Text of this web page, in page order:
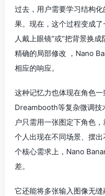
过去，用户需要学习结构
果。现在，这个过程变成
人戴上眼镜”或“把背景换
精确的局部修改 ，Nano
相应的响应。
这种记忆力也体现在角色
Dreambooth等复杂微调技
户只需用一张图定下角色
个人出现在不同场景、摆
个核心需求上，Nano
差。
它还能将多张输入图像无